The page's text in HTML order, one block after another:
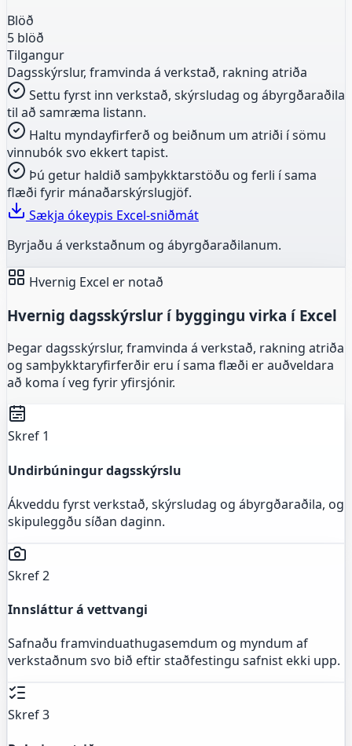
Blöð
5 blöð
Tilgangur
Dagsskýrslur, framvinda á verkstað, rakning atriða
Settu fyrst inn verkstað, skýrsludag og ábyrgðaraðila
til að samræma listann.
Haltu myndayfirferð og beiðnum um atriði í sömu
vinnubók svo ekkert tapist.
Þú getur haldið samþykktarstöðu og ferli í sama
flæði fyrir mánaðarskýrslugjöf.
Sækja ókeypis Excel-sniðmát
Byrjaðu á verkstaðnum og ábyrgðaraðilanum.
Hvernig Excel er notað
Hvernig dagsskýrslur í byggingu virka í Excel
Þegar dagsskýrslur, framvinda á verkstað, rakning atriða
og samþykktaryfirferðir eru í sama flæði er auðveldara
að koma í veg fyrir yfirsjónir.
Skref 1
Undirbúningur dagsskýrslu
Ákveddu fyrst verkstað, skýrsludag og ábyrgðaraðila, og
skipuleggðu síðan daginn.
Skref 2
Innsláttur á vettvangi
Safnaðu framvinduathugasemdum og myndum af
verkstaðnum svo bið eftir staðfestingu safnist ekki upp.
Skref 3